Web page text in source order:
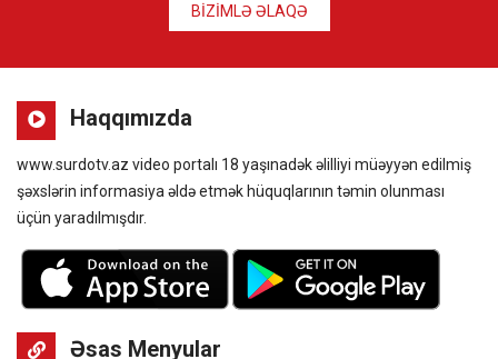
BİZİMLƏ ƏLAQƏ
Haqqımızda
www.surdotv.az video portalı 18 yaşınadək əlilliyi müəyyən edilmiş
şəxslərin informasiya əldə etmək hüquqlarının təmin olunması
üçün yaradılmışdır.
Əsas Menyular